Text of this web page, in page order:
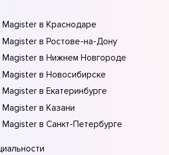
в Краснодаре
в Ростове-на-Донy
в Нижнем Новгороде
в Новосибирске
в Екатеринбурге
в Казани
в Санкт-Петербурге